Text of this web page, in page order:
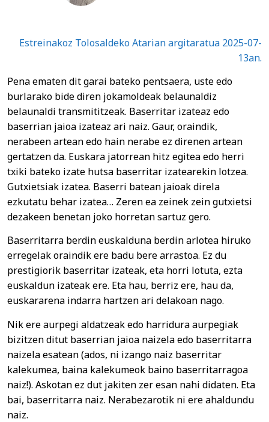
Estreinakoz Tolosaldeko Atarian argitaratua 2025-07-
13an.
Pena ematen dit garai bateko pentsaera, uste edo
burlarako bide diren jokamoldeak belaunaldiz
belaunaldi transmititzeak. Baserritar izateaz edo
baserrian jaioa izateaz ari naiz. Gaur, oraindik,
nerabeen artean edo hain nerabe ez direnen artean
gertatzen da. Euskara jatorrean hitz egitea edo herri
txiki bateko izate hutsa baserritar izatearekin lotzea.
Gutxietsiak izatea. Baserri batean jaioak direla
ezkutatu behar izatea… Zeren ea zeinek zein gutxietsi
dezakeen benetan joko horretan sartuz gero.
Baserritarra berdin euskalduna berdin arlotea hiruko
erregelak oraindik ere badu bere arrastoa. Ez du
prestigiorik baserritar izateak, eta horri lotuta, ezta
euskaldun izateak ere. Eta hau, berriz ere, hau da,
euskararena indarra hartzen ari delakoan nago.
Nik ere aurpegi aldatzeak edo harridura aurpegiak
bizitzen ditut baserrian jaioa naizela edo baserritarra
naizela esatean (ados, ni izango naiz baserritar
kalekumea, baina kalekumeok baino baserritarragoa
naiz!). Askotan ez dut jakiten zer esan nahi didaten. Eta
bai, baserritarra naiz. Nerabezarotik ni ere ahaldundu
naiz.